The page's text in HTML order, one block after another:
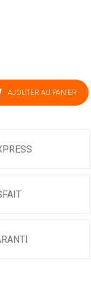
AJOUTER AU PANIER